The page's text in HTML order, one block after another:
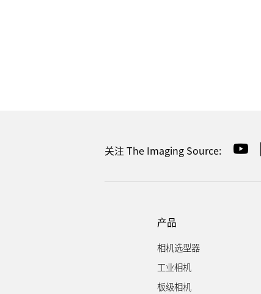
关注 The Imaging Source:
产品
相机选型器
工业相机
板级相机